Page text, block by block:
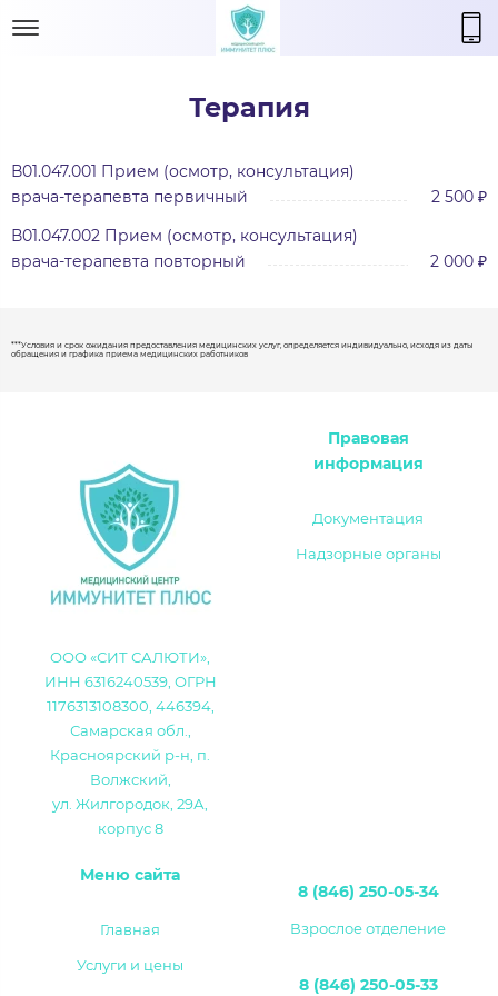
Терапия
В01.047.001 Прием (осмотр, консультация)
врача-терапевта первичный
2 500 ₽
В01.047.002 Прием (осмотр, консультация)
врача-терапевта повторный
2 000 ₽
***Условия и срок ожидания предоставления медицинских услуг, определяется индивидуально, исходя из даты
обращения и графика приема медицинских работников
ООО «СИТ САЛЮТИ»,
ИНН 6316240539, ОГРН
1176313108300, 446394,
Самарская обл.,
Красноярский р-н, п.
Волжский,
ул. Жилгородок, 29А,
корпус 8
Правовая
информация
Документация
Надзорные органы
Меню сайта
Главная
Услуги и цены
8 (846) 250-05-34
Взрослое отделение
8 (846) 250-05-33